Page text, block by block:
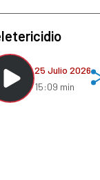
25 Julio 2026
15:09 min